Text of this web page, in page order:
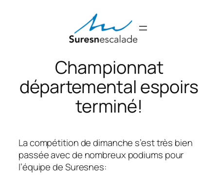
Championnat
départemental espoirs
terminé!
La compétition de dimanche s’est très bien
passée avec de nombreux podiums pour
l’équipe de Suresnes: